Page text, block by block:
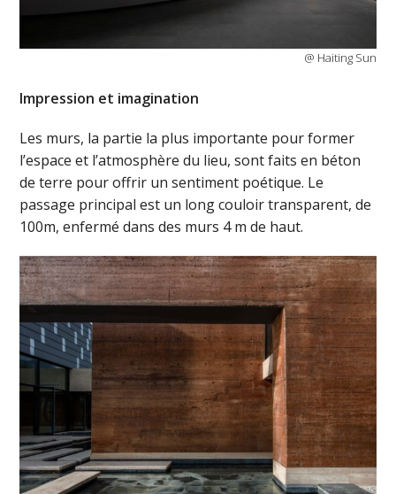
@ Haiting Sun
Impression et imagination
Les murs, la partie la plus importante pour former
l’espace et l’atmosphère du lieu, sont faits en béton
de terre pour offrir un sentiment poétique. Le
passage principal est un long couloir transparent, de
100m, enfermé dans des murs 4 m de haut.